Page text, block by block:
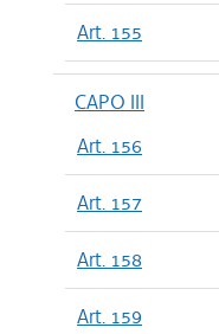
Art. 155
CAPO III
Art. 156
Art. 157
Art. 158
Art. 159